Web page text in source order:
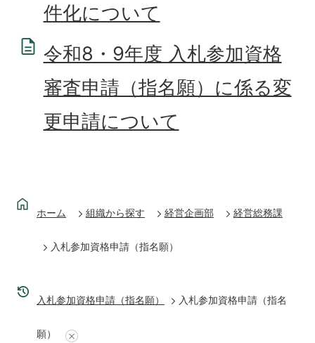
件化について
令和8・9年度 入札参加資格
審査申請（指名願）に係る変
更申請について
ホーム 組織から探す 経営企画部 経営総務課
入札参加資格申請（指名願）
入札参加資格申請（指名願） 入札参加資格申請（指名
願）